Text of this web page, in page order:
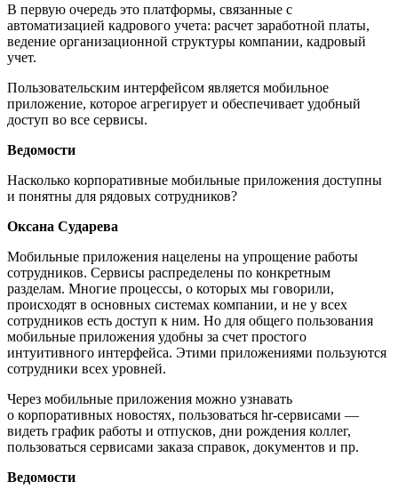
В первую очередь это платформы, связанные с
автоматизацией кадрового учета: расчет заработной платы,
ведение организационной структуры компании, кадровый
учет.
Пользовательским интерфейсом является мобильное
приложение, которое агрегирует и обеспечивает удобный
доступ во все сервисы.
Ведомости
Насколько корпоративные мобильные приложения доступны
и понятны для рядовых сотрудников?
Оксана Сударева
Мобильные приложения нацелены на упрощение работы
сотрудников. Сервисы распределены по конкретным
разделам. Многие процессы, о которых мы говорили,
происходят в основных системах компании, и не у всех
сотрудников есть доступ к ним. Но для общего пользования
мобильные приложения удобны за счет простого
интуитивного интерфейса. Этими приложениями пользуются
сотрудники всех уровней.
Через мобильные приложения можно узнавать
о корпоративных новостях, пользоваться hr-сервисами —
видеть график работы и отпусков, дни рождения коллег,
пользоваться сервисами заказа справок, документов и пр.
Ведомости